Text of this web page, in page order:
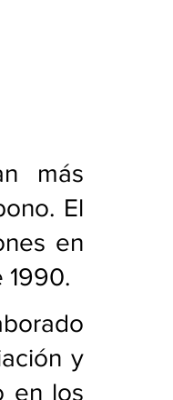
más
El
en
1990.
y
en los